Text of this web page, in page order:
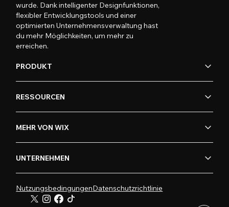
wurde. Dank intelligenter Designfunktionen,
flexibler Entwicklungstools und einer
optimierten Unternehmensverwaltung hast
du mehr Möglichkeiten, um mehr zu
erreichen.
PRODUKT
RESSOURCEN
MEHR VON WIX
UNTERNEHMEN
NutzungsbedingungenDatenschutzrichtlinie